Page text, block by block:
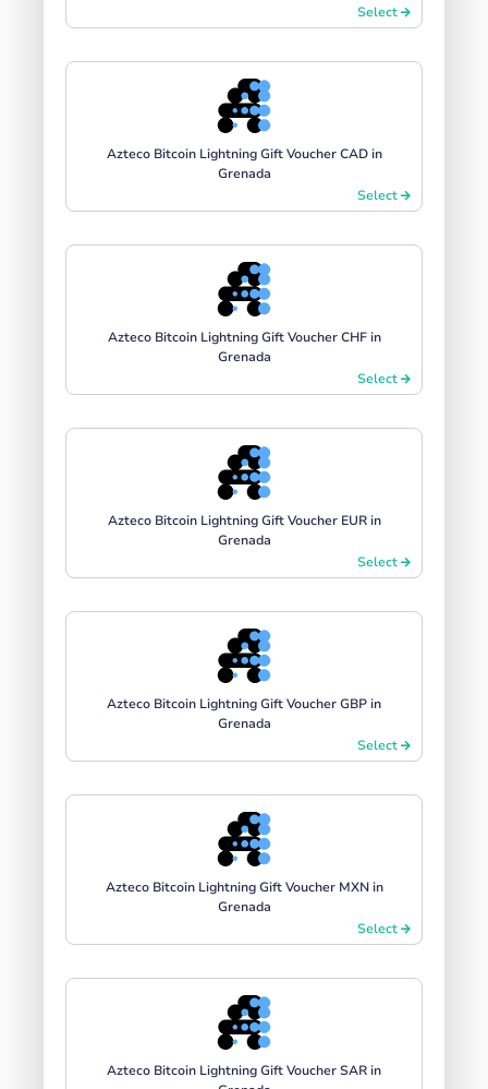
Select
Azteco Bitcoin Lightning Gift Voucher CAD in
Grenada
Select
Azteco Bitcoin Lightning Gift Voucher CHF in
Grenada
Select
Azteco Bitcoin Lightning Gift Voucher EUR in
Grenada
Select
Azteco Bitcoin Lightning Gift Voucher GBP in
Grenada
Select
Azteco Bitcoin Lightning Gift Voucher MXN in
Grenada
Select
Azteco Bitcoin Lightning Gift Voucher SAR in